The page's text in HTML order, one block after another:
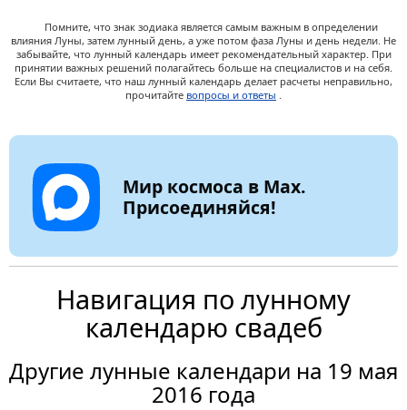
Помните, что знак зодиака является самым важным в определении
влияния Луны, затем лунный день, а уже потом фаза Луны и день недели. Не
забывайте, что лунный календарь имеет рекомендательный характер. При
принятии важных решений полагайтесь больше на специалистов и на себя.
Если Вы считаете, что наш лунный календарь делает расчеты неправильно,
прочитайте вопросы и ответы .
Мир космоса в Max.
Присоединяйся!
Навигация по лунному
календарю свадеб
Другие лунные календари на 19 мая
2016 года